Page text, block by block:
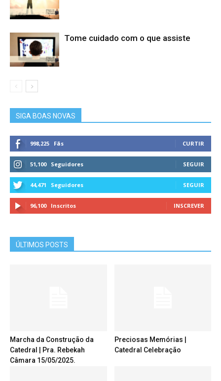
Tome cuidado com o que assiste
SIGA BOAS NOVAS
998,225 Fãs CURTIR
51,100 Seguidores SEGUIR
44,471 Seguidores SEGUIR
96,100 Inscritos INSCREVER
ÚLTIMOS POSTS
Marcha da Construção da
Catedral | Pra. Rebekah
Câmara 15/05/2025.
Preciosas Memórias |
Catedral Celebração